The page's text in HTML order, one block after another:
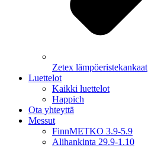
Zetex lämpöeristekankaat
Luettelot
Kaikki luettelot
Happich
Ota yhteyttä
Messut
FinnMETKO 3.9-5.9
Alihankinta 29.9-1.10